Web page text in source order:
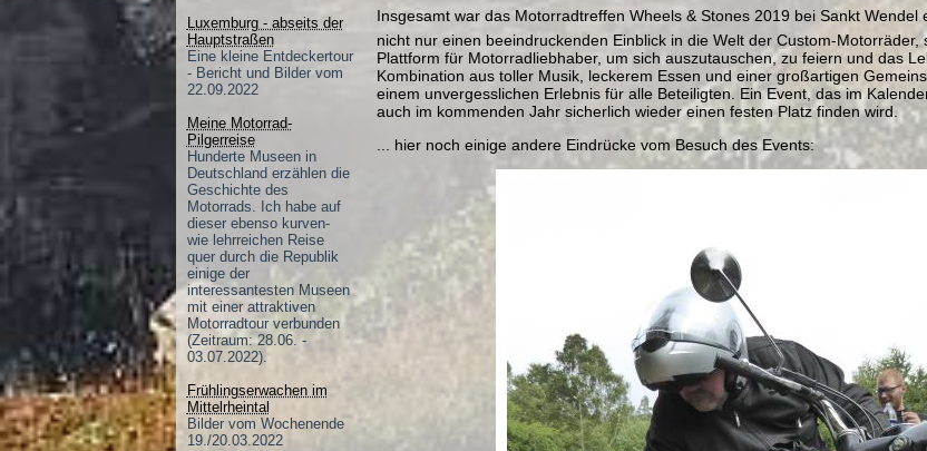
Luxemburg - abseits der
Hauptstraßen
Eine kleine Entdeckertour
- Bericht und Bilder vom
22.09.2022
Meine Motorrad-
Pilgerreise
Hunderte Museen in
Deutschland erzählen die
Geschichte des
Motorrads. Ich habe auf
dieser ebenso kurven-
wie lehrreichen Reise
quer durch die Republik
einige der
interessantesten Museen
mit einer attraktiven
Motorradtour verbunden
(Zeitraum: 28.06. -
03.07.2022).
Frühlingserwachen im
Mittelrheintal
Bilder vom Wochenende
19./20.03.2022
Insgesamt war das Motorradtreffen Wheels & Stones 2019 bei Sankt
nicht nur einen beeindruckenden Einblick in die Welt der Custom-Motorräder,
Plattform für Motorradliebhaber, um sich auszutauschen, zu feiern und das
Kombination aus toller Musik, leckerem Essen und einer großartigen
einem unvergesslichen Erlebnis für alle Beteiligten. Ein Event, das im
auch im kommenden Jahr sicherlich wieder einen festen Platz finden wird.
... hier noch einige andere Eindrücke vom Besuch des Events: